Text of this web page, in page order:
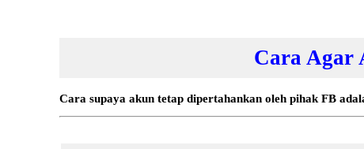
Cara Agar
Cara supaya akun tetap dipertahankan oleh pihak FB